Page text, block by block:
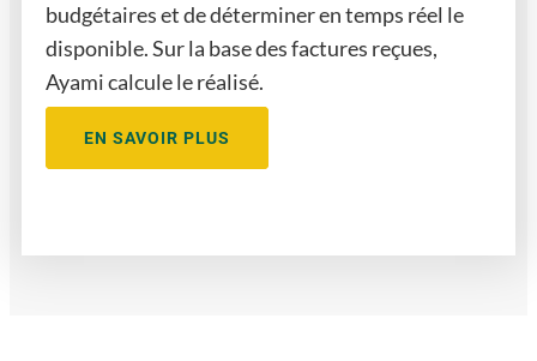
budgétaires et de déterminer en temps réel le
disponible. Sur la base des factures reçues,
Ayami calcule le réalisé.
EN SAVOIR PLUS